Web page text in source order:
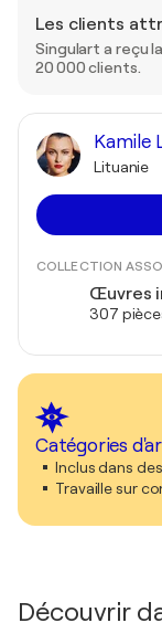
Les clients
Singulart a reçu
20 000 clients.
Kamile
Lituanie
COLLECTION
Œuvres
307
Catégories
Inclus dans
Travaille sur
Découvrir